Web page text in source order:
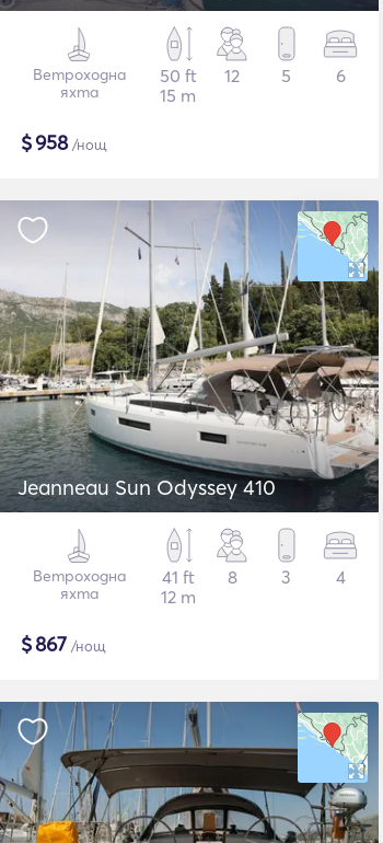
Ветроходна
яхта
50 ft
15 m
12 5 6
$958/нощ
Jeanneau Sun Odyssey 410
Ветроходна
яхта
41 ft
12 m
8 3 4
$867 /нощ